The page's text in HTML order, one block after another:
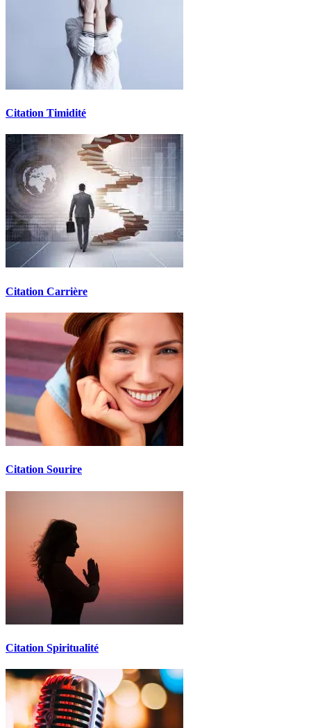
Citation Timidité
Citation Carrière
Citation Sourire
Citation Spiritualité